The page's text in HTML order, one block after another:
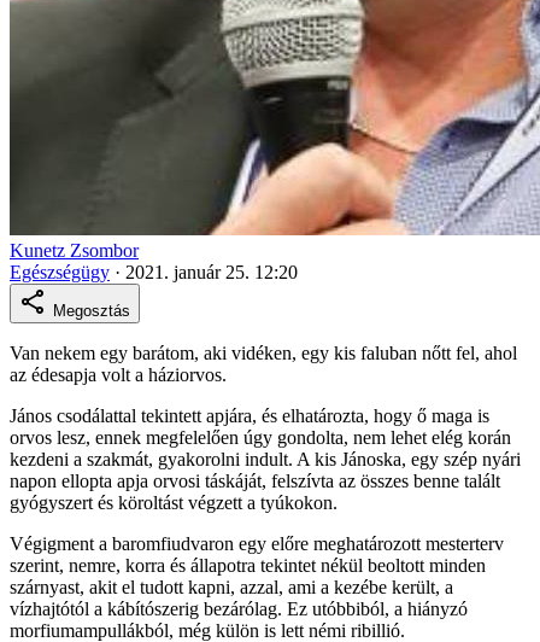
Kunetz Zsombor
Egészségügy · 2021. január 25. 12:20
Megosztás
Van nekem egy barátom, aki vidéken, egy kis faluban nőtt fel, ahol
az édesapja volt a háziorvos.
János csodálattal tekintett apjára, és elhatározta, hogy ő maga is
orvos lesz, ennek megfelelően úgy gondolta, nem lehet elég korán
kezdeni a szakmát, gyakorolni indult. A kis Jánoska, egy szép nyári
napon ellopta apja orvosi táskáját, felszívta az összes benne talált
gyógyszert és köroltást végzett a tyúkokon.
Végigment a baromfiudvaron egy előre meghatározott mesterterv
szerint, nemre, korra és állapotra tekintet nékül beoltott minden
szárnyast, akit el tudott kapni, azzal, ami a kezébe került, a
vízhajtótól a kábítószerig bezárólag. Ez utóbbiból, a hiányzó
morfiumampullákból, még külön is lett némi ribillió.